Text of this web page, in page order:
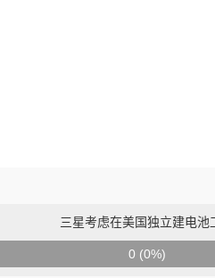
三星考虑在美国独立建电池
0 (0%)